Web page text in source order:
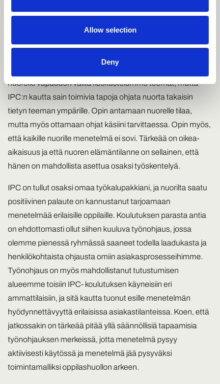
Allow selection
Deny
toisen työntekijän kanssa.
Koulutuksen kautta opin itse terästämään omaa
nuorelle vapauden valita keskustelumme teemat, mutta
IPC:n kautta sain toimivia tapoja ohjata nuorta takaisin
tietyn teeman ympärille. Opin antamaan nuorelle tilaa,
mutta myös ottamaan ohjat käsiini tarvittaessa. Opin myös,
että kaikille nuorille menetelmä ei sovi. Tärkeää on oikea-
aikaisuus ja että nuoren elämäntilanne on sellainen, että
hänen on mahdollista asettua osaksi työskentelyä.
IPC on tullut osaksi omaa työkalupakkiani, ja nuorilta saatu
positiivinen palaute on kannustanut tarjoamaan
menetelmää erilaisille oppilaille. Koulutuksen parasta antia
on ehdottomasti ollut siihen kuuluva työnohjaus, jossa
olemme pienessä ryhmässä saaneet todella laadukasta ja
henkilökohtaista ohjausta omiin asiakasprosesseihimme.
Työnohjaus on myös mahdollistanut tutustumisen
alueemme toisiin IPC- koulutuksen käyneisiin eri
ammattilaisiin, ja sitä kautta tuonut esille menetelmän
hyödynnettävyyttä erilaisissa asiakastilanteissa. Koen, että
jatkossakin on tärkeää pitää yllä säännöllisiä tapaamisia
työnohjauksen merkeissä, jotta menetelmä pysyy
aktiivisesti käytössä ja menetelmä jää pysyväksi
toimintamalliksi oppilashuollon arkeen.